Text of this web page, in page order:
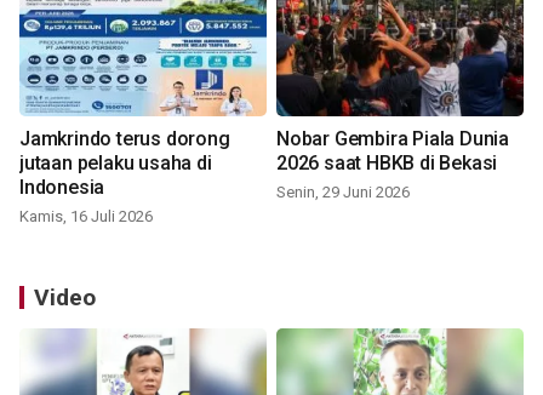
Jamkrindo terus dorong
jutaan pelaku usaha di
Indonesia
Kamis, 16 Juli 2026
Nobar Gembira Piala Dunia
2026 saat HBKB di Bekasi
Senin, 29 Juni 2026
Video